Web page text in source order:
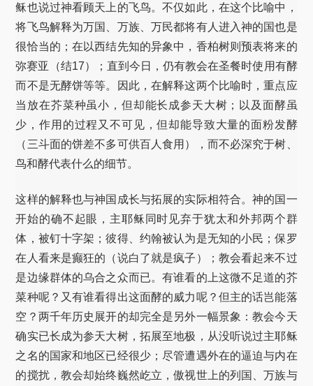
稣也说过神看顾天上的飞鸟。不仅如此，在这个比喻中，
将飞鸟解释为万国、万族、万民都将有人进入神的国也是
很恰当的；在以西结先知的异象中，香柏树则预表将来的
弥赛亚（结17）；直到今日，仍有教会在圣餐时使用有酵
而不是无酵饼等等。因此，在解释这两个比喻时，重点应
当放在芥菜种虽小，但却能长成参天大树；以及面酵虽
少，作用的过程又不可见，但却能导致大量的面粉发酵
（三斗面的饼差不多可供百人食用），而不必深究于树、
鸟和酵代表什么的细节。
这样的解释也与神国成长与拓展的实际相符合。神的国一
开始的确不起眼，主耶稣同时见弃于犹太和外邦两个群
体，被钉十字架；彼得、约翰被认为是无知的小民；保罗
在人看来是癫狂的（说白了就是疯子）；教会看起来不过
是边缘群体的乌合之众而已。有谁看的上这微不足道的芥
菜种呢？又有谁看得出这面酵的威力呢？但主的话岂能落
空？两千年历史展开的却完全是另外一幅景象：教会今天
确实已长成为参天大树，拓展至地极，从没听说过主耶稣
之名的国家和地区已经很少；尽管遭遇外在的逼迫与内在
的搅扰，教会却始终巍然屹立，傲视世上的列国、万族与